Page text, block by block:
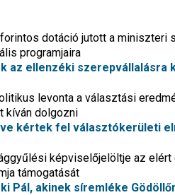
dotáció jutott a miniszteri
programjaira
az ellenzéki szerepvállalásra
levonta a választási
kíván dolgozni
kértek fel választókerületi
képviselőjelöltje az
támogatását
Pál, akinek síremléke